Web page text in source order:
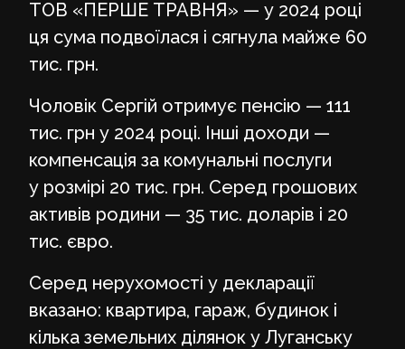
ТОВ «ПЕРШЕ ТРАВНЯ» — у 2024 році
ця сума подвоїлася і сягнула майже 60
тис. грн.
Чоловік Сергій отримує пенсію — 111
тис. грн у 2024 році. Інші доходи —
компенсація за комунальні послуги
у розмірі 20 тис. грн. Серед грошових
активів родини — 35 тис. доларів і 20
тис. євро.
Серед нерухомості у декларації
вказано: квартира, гараж, будинок і
кілька земельних ділянок у Луганську